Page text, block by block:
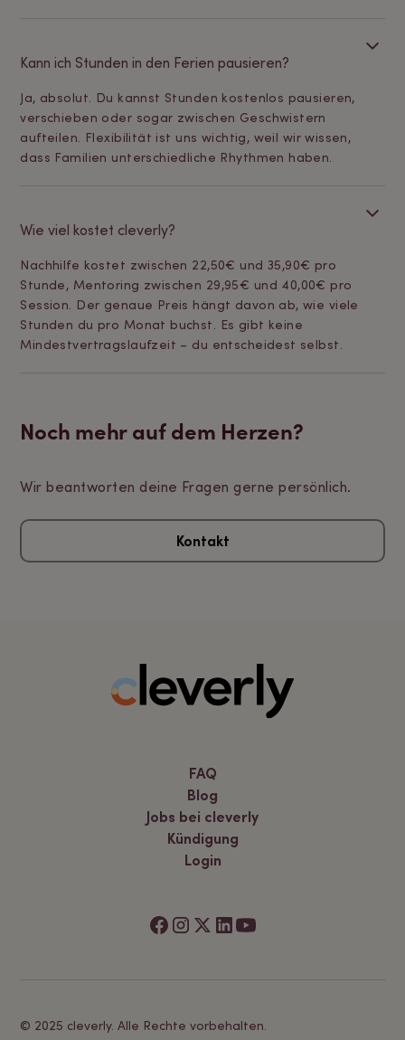
Kann ich Stunden in den Ferien pausieren?
Ja, absolut. Du kannst Stunden kostenlos pausieren,
verschieben oder sogar zwischen Geschwistern
aufteilen. Flexibilität ist uns wichtig, weil wir wissen,
dass Familien unterschiedliche Rhythmen haben.
Wie viel kostet cleverly?
Nachhilfe kostet zwischen 22,50€ und 35,90€ pro
Stunde, Mentoring zwischen 29,95€ und 40,00€ pro
Session. Der genaue Preis hängt davon ab, wie viele
Stunden du pro Monat buchst. Es gibt keine
Mindestvertragslaufzeit – du entscheidest selbst.
Noch mehr auf dem Herzen?
Wir beantworten deine Fragen gerne persönlich.
Kontakt
FAQ
Blog
Jobs bei cleverly
Kündigung
Login
© 2025 cleverly. Alle Rechte vorbehalten.